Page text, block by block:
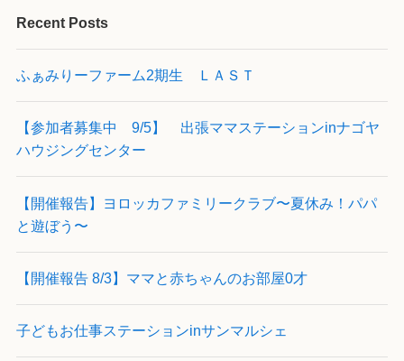
Recent Posts
ふぁみりーファーム2期生 ＬＡＳＴ
【参加者募集中 9/5】 出張ママステーションinナゴヤ
ハウジングセンター
【開催報告】ヨロッカファミリークラブ〜夏休み！パパ
と遊ぼう〜
【開催報告 8/3】ママと赤ちゃんのお部屋0才
子どもお仕事ステーションinサンマルシェ